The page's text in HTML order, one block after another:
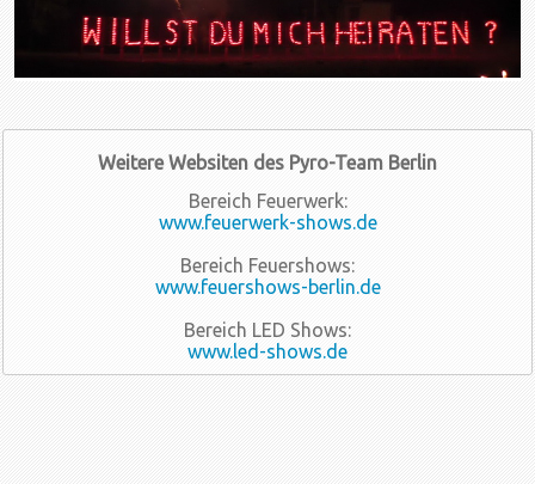
Weitere Websiten des Pyro-Team Berlin
Bereich Feuerwerk:
www.feuerwerk-shows.de
Bereich Feuershows:
www.feuershows-berlin.de
Bereich LED Shows:
www.led-shows.de